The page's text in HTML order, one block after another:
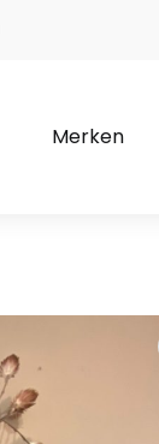
Merken